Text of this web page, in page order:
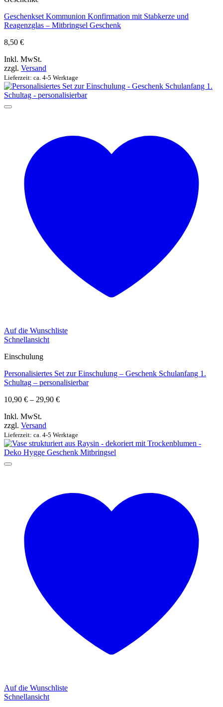
Geschenkset Kommunion Konfirmation mit Stabkerze und
Reagenzglas – Mitbringsel Geschenk
8,50 €
Inkl. MwSt.
zzgl. Versand
Lieferzeit: ca. 4-5 Werktage
Auf die Wunschliste
Schnellansicht
Einschulung
Personalisiertes Set zur Einschulung – Geschenk Schulanfang 1.
Schultag – personalisierbar
10,90 € – 29,90 €Preisspanne:
Inkl. MwSt.
zzgl. Versand
Lieferzeit: ca. 4-5 Werktage
Auf die Wunschliste
Schnellansicht